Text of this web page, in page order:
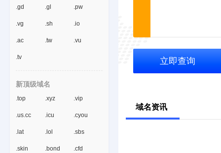
.gd .gl .pw
.vg .sh .io
.ac .tw .vu
.tv
新顶级域名
.top .xyz .vip
.us.cc .icu .cyou
.lat .lol .sbs
.skin .bond .cfd
立即查询
域名资讯